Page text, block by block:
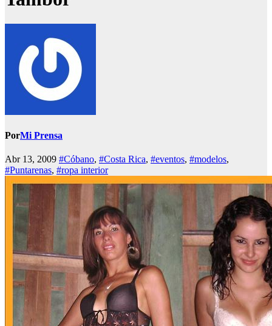
PorMi Prensa
Abr 13, 2009 #Cóbano, #Costa Rica, #eventos, #modelos,
#Puntarenas, #ropa interior